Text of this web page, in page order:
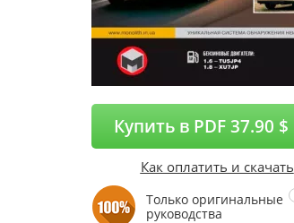
Купить в PDF 37.90 $
Как оплатить и скачать
Только оригинальные
руководства